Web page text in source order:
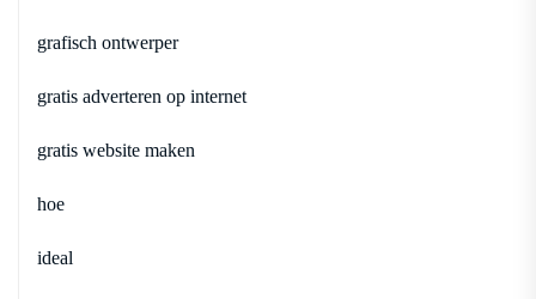
grafisch ontwerper
gratis adverteren op internet
gratis website maken
hoe
ideal